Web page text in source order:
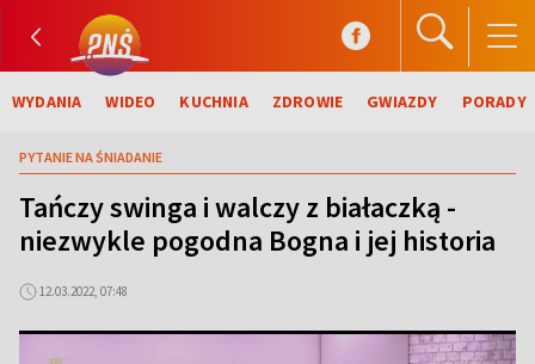
WYDANIA WIDEO KUCHNIA ZDROWIE GWIAZDY PORADY
PYTANIE NA ŚNIADANIE
Tańczy swinga i walczy z białaczką -
niezwykle pogodna Bogna i jej historia
12.03.2022, 07:48